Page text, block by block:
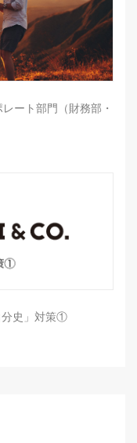
ート部門（財務部・
分史」対策①